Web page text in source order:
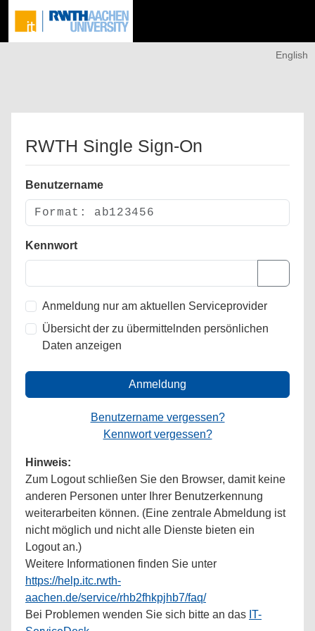
English
RWTH Single Sign-On
Benutzername
Kennwort
Anmeldung nur am aktuellen Serviceprovider
Übersicht der zu übermittelnden persönlichen
Daten anzeigen
Anmeldung
Benutzername vergessen?
Kennwort vergessen?
Hinweis:
Zum Logout schließen Sie den Browser, damit keine
anderen Personen unter Ihrer Benutzerkennung
weiterarbeiten können. (Eine zentrale Abmeldung ist
nicht möglich und nicht alle Dienste bieten ein
Logout an.)
Weitere Informationen finden Sie unter
https://help.itc.rwth-
aachen.de/service/rhb2fhkpjhb7/faq/
Bei Problemen wenden Sie sich bitte an das IT-